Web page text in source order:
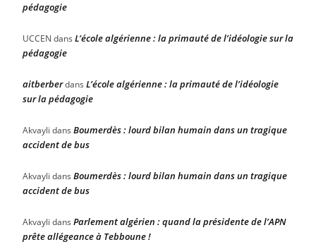
pédagogie
UCCEN dans L’école algérienne : la primauté de l’idéologie sur la
pédagogie
aitberberdans L’école algérienne : la primauté de l’idéologie
sur la pédagogie
Akvayli dans Boumerdès : lourd bilan humain dans un tragique
accident de bus
Akvayli dans Boumerdès : lourd bilan humain dans un tragique
accident de bus
Akvayli dans Parlement algérien : quand la présidente de l’APN
prête allégeance à Tebboune !